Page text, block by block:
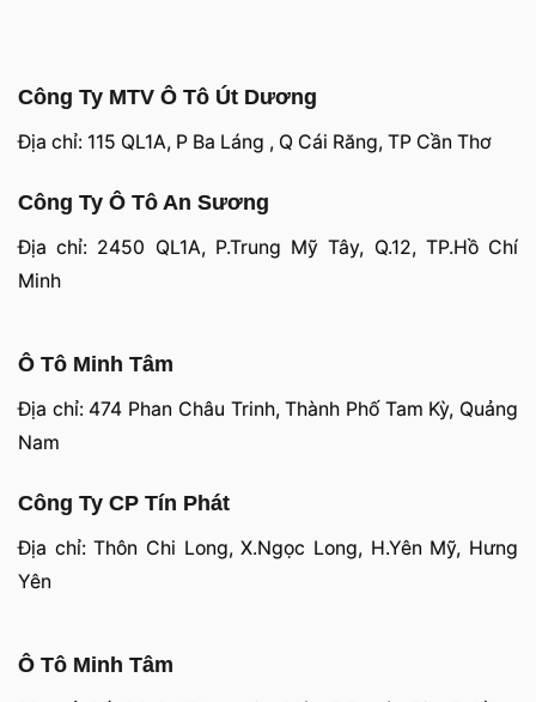
Công Ty MTV Ô Tô Út Dương
Địa chỉ: 115 QL1A, P Ba Láng , Q Cái Răng, TP Cần Thơ
Công Ty Ô Tô An Sương
Địa chỉ: 2450 QL1A, P.Trung Mỹ Tây, Q.12, TP.Hồ Chí
Minh
Ô Tô Minh Tâm
Địa chỉ: 474 Phan Châu Trinh, Thành Phố Tam Kỳ, Quảng
Nam
Công Ty CP Tín Phát
Địa chỉ: Thôn Chi Long, X.Ngọc Long, H.Yên Mỹ, Hưng
Yên
Ô Tô Minh Tâm